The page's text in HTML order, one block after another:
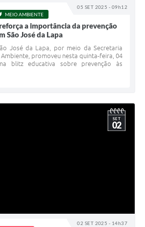
05 SET 2025 - 09h12
MEIO AMBIENTE
a importância da prevenção
São José da Lapa
José da Lapa, por meio da Secretaria
promoveu nesta quinta-feira, 04
blitz educativa sobre prevenção às
02 SET 2025 - 14h37
SET
02